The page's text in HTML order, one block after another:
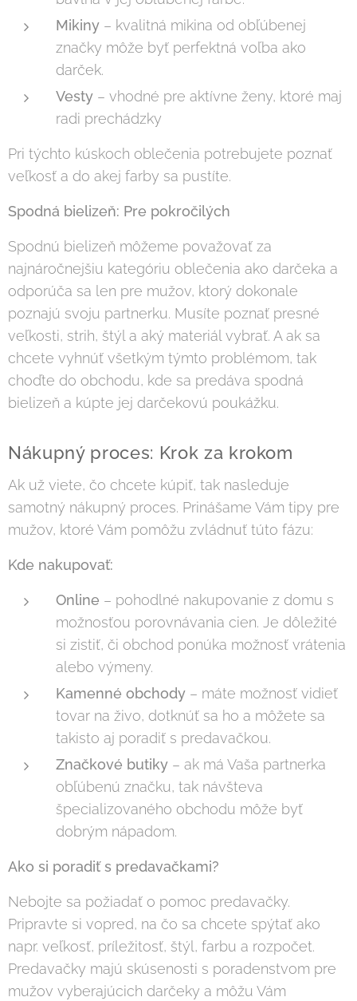
Mikiny – kvalitná mikina od obľúbenej
značky môže byť perfektná voľba ako
darček.
Vesty – vhodné pre aktívne ženy, ktoré maj
radi prechádzky
Pri týchto kúskoch oblečenia potrebujete poznať
veľkosť a do akej farby sa pustíte.
Spodná bielizeň: Pre pokročilých
Spodnú bielizeň môžeme považovať za
najnáročnejšiu kategóriu oblečenia ako darčeka a
odporúča sa len pre mužov, ktorý dokonale
poznajú svoju partnerku. Musíte poznať presné
veľkosti, strih, štýl a aký materiál vybrať. A ak sa
chcete vyhnúť všetkým týmto problémom, tak
choďte do obchodu, kde sa predáva spodná
bielizeň a kúpte jej darčekovú poukážku.
Nákupný proces: Krok za krokom
Ak už viete, čo chcete kúpiť, tak nasleduje
samotný nákupný proces. Prinášame Vám tipy pre
mužov, ktoré Vám pomôžu zvládnuť túto fázu:
Kde nakupovať:
Online – pohodlné nakupovanie z domu s
možnosťou porovnávania cien. Je dôležité
si zistiť, či obchod ponúka možnosť vrátenia
alebo výmeny.
Kamenné obchody – máte možnosť vidieť
tovar na živo, dotknúť sa ho a môžete sa
takisto aj poradiť s predavačkou.
Značkové butiky – ak má Vaša partnerka
obľúbenú značku, tak návšteva
špecializovaného obchodu môže byť
dobrým nápadom.
Ako si poradiť s predavačkami?
Nebojte sa požiadať o pomoc predavačky.
Pripravte si vopred, na čo sa chcete spýtať ako
napr. veľkosť, príležitosť, štýl, farbu a rozpočet.
Predavačky majú skúsenosti s poradenstvom pre
mužov vyberajúcich darčeky a môžu Vám